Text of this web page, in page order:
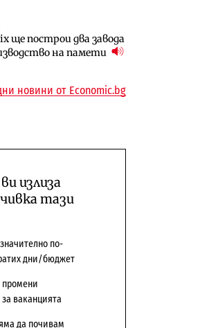
ще построи два завода
на памети
в Доброславци
ТЕЦ „Марица
новини от Economic.bg
излиза
тази
по-
дни/бюджет
промени
ваканцията
да почивам